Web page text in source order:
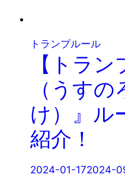
トランプルール
【トラ
（うす
け）』ル
紹介！
2024-01-172024-